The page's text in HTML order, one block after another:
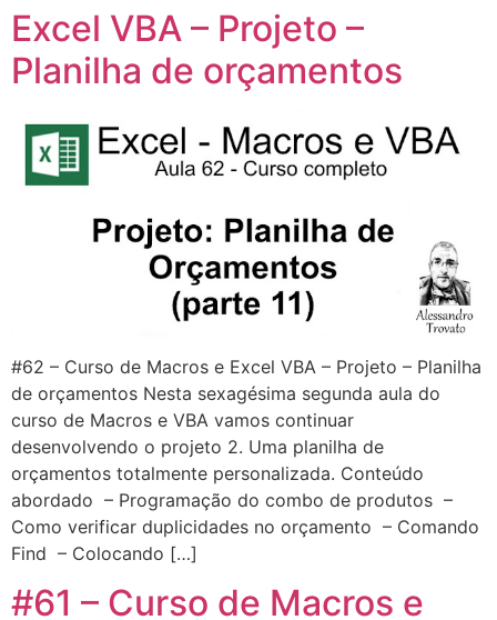
Excel VBA – Projeto –
Planilha de orçamentos
#62 – Curso de Macros e Excel VBA – Projeto – Planilha
de orçamentos Nesta sexagésima segunda aula do
curso de Macros e VBA vamos continuar
desenvolvendo o projeto 2. Uma planilha de
orçamentos totalmente personalizada. Conteúdo
abordado – Programação do combo de produtos –
Como verificar duplicidades no orçamento – Comando
Find – Colocando […]
#61 – Curso de Macros e